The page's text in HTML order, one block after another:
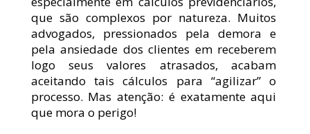
que são complexos por natureza. Muitos
advogados, pressionados pela demora e
pela ansiedade dos clientes em receberem
logo seus valores atrasados, acabam
aceitando tais cálculos para “agilizar” o
processo. Mas atenção: é exatamente aqui
que mora o perigo!